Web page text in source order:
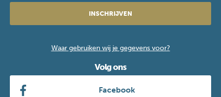
INSCHRIJVEN
Waar gebruiken wij je gegevens voor?
Volg ons
Facebook